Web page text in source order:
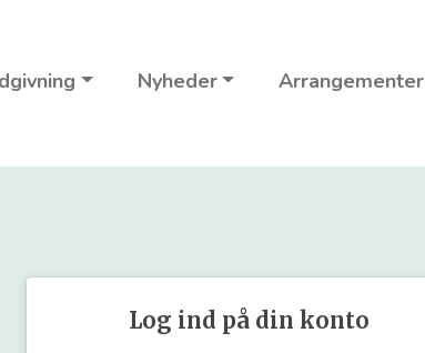
Nyheder Arrangementer
Log ind på din konto